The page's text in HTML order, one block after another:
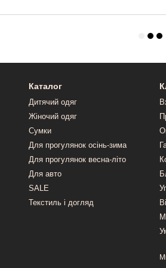
Каталог
Дитячий одяг
Жіночий одяг
Сумки
Для прогулянок осінь-зима
Для прогулянок весна-літо
Для авто
SALE
Текстиль і догляд